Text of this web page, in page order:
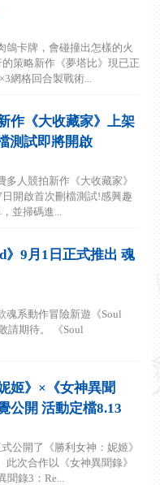
鴿卡牌，會碰撞出怎樣的火
策略新作《夢塔比》現已正
網格回合製戰術...
作《大收藏家》上架
測試即將開啟
人競拍新作《大收藏家》
開啟首次刪檔測試!感興趣
並掃碼進...
》9月1日正式推出 魂
魂系動作冒險新遊《Soul
請期待。 《Soul
姬》×《女神異聞
公開 活動定檔8.13
公開了《勝利女神：妮姬》
次合作以《女神異聞錄》
聞錄3：Re...